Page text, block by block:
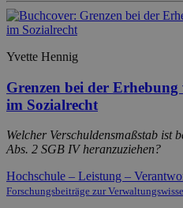
Yvette Hennig
Grenzen bei der Erhebung
im Sozialrecht
Welcher Verschuldensmaßstab ist
Abs. 2 SGB IV heranzuziehen?
Hochschule – Leistung –
Forschungsbeiträge zur